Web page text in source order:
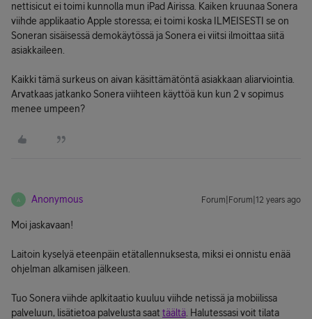
nettisicut ei toimi kunnolla mun iPad Airissa. Kaiken kruunaa Sonera
viihde applikaatio Apple storessa; ei toimi koska ILMEISESTI se on
Soneran sisäisessä demokäytössä ja Sonera ei viitsi ilmoittaa siitä
asiakkaileen.
Kaikki tämä surkeus on aivan käsittämätöntä asiakkaan aliarviointia.
Arvatkaas jatkanko Sonera viihteen käyttöä kun kun 2 v sopimus
menee umpeen?
A Anonymous Forum|Forum|12 years ago
Moi jaskavaan!
Laitoin kyselyä eteenpäin etätallennuksesta, miksi ei onnistu enää
ohjelman alkamisen jälkeen.
Tuo Sonera viihde aplkitaatio kuuluu viihde netissä ja mobiilissa
palveluun, lisätietoa palvelusta saat täältä . Halutessasi voit tilata